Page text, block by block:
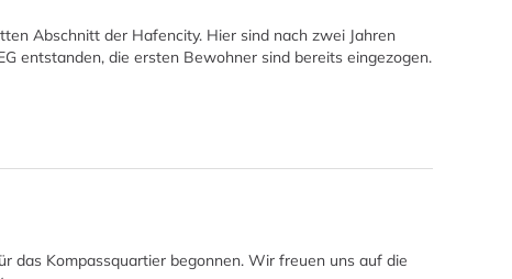
Abschnitt der Hafencity. Hier sind nach zwei Jahren
entstanden, die ersten Bewohner sind bereits eingezogen.
das Kompassquartier begonnen. Wir freuen uns auf die